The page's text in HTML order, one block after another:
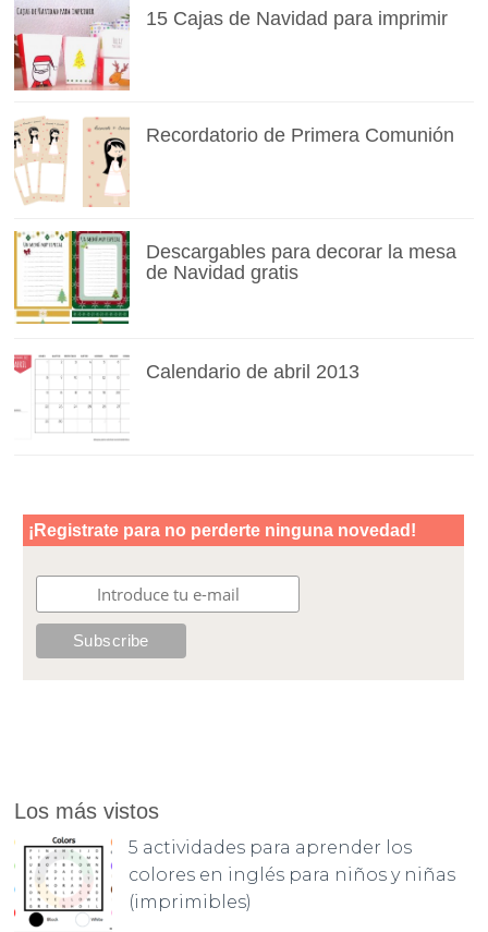
15 Cajas de Navidad para imprimir
Recordatorio de Primera Comunión
Descargables para decorar la mesa
de Navidad gratis
Calendario de abril 2013
Los más vistos
5 actividades para aprender los
colores en inglés para niños y niñas
(imprimibles)